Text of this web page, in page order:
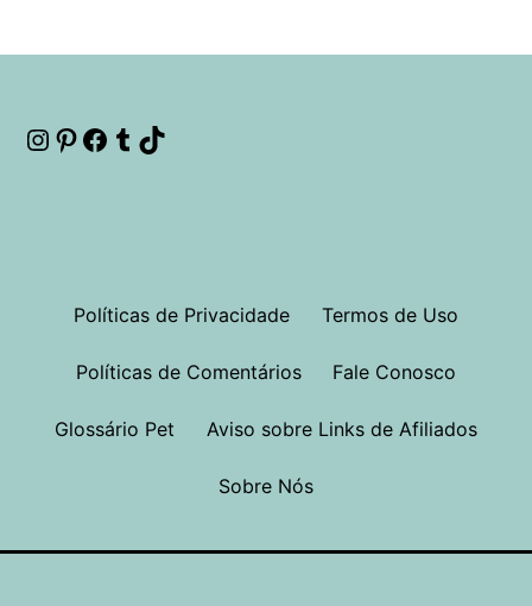
Instagram
Pinterest
Facebook
Tumblr
Políticas de Privacidade Termos de Uso
Políticas de Comentários Fale Conosco
Glossário Pet Aviso sobre Links de Afiliados
Sobre Nós